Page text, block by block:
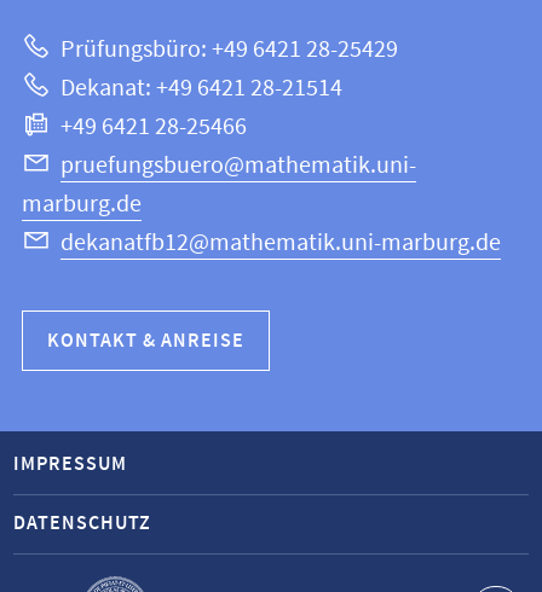
Website
und
Informatik
Prüfungsbüro: +49 6421 28-25429
Dekanat: +49 6421 28-21514
+49 6421 28-25466
pruefungsbuero@mathematik.uni-
marburg.de
dekanatfb12@mathematik.uni-marburg.de
KONTAKT & ANREISE
Service-
IMPRESSUM
DATENSCHUTZ